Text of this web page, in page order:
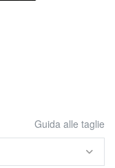
Guida alle taglie